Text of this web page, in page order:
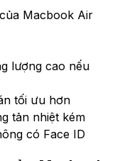
Macbook Air
lượng cao nếu
tối ưu hơn
tản nhiệt kém
có Face ID